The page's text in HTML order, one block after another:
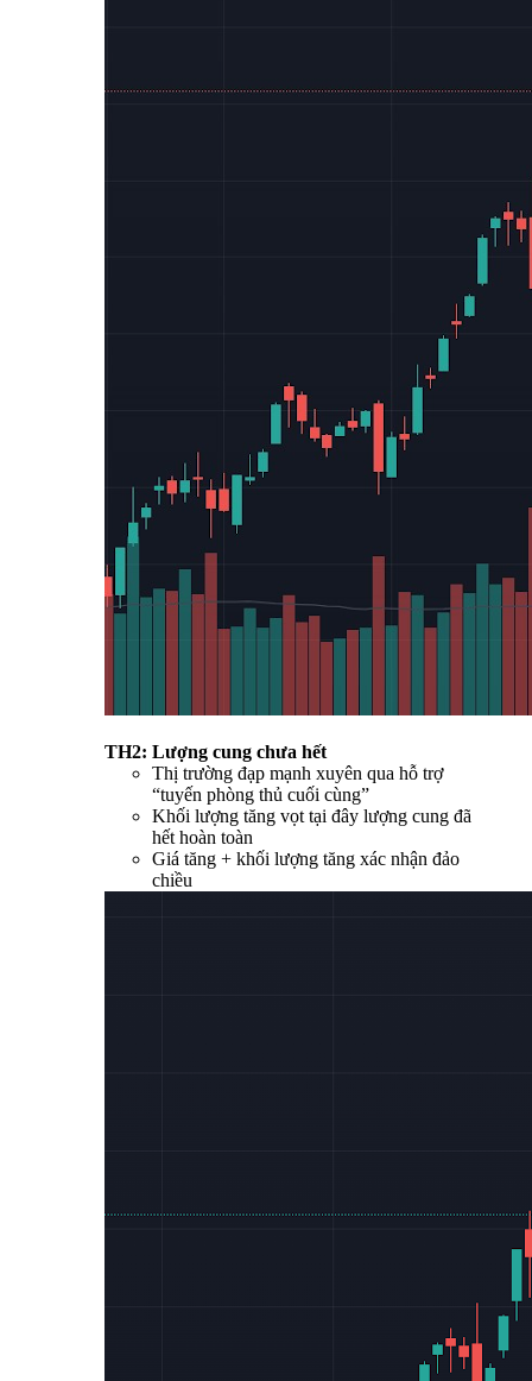
TH2: Lượng cung chưa hết
Thị trường đạp mạnh xuyên qua hỗ trợ
“tuyến phòng thủ cuối cùng”
Khối lượng tăng vọt tại đây lượng cung đã
hết hoàn toàn
Giá tăng + khối lượng tăng xác nhận đảo
chiều